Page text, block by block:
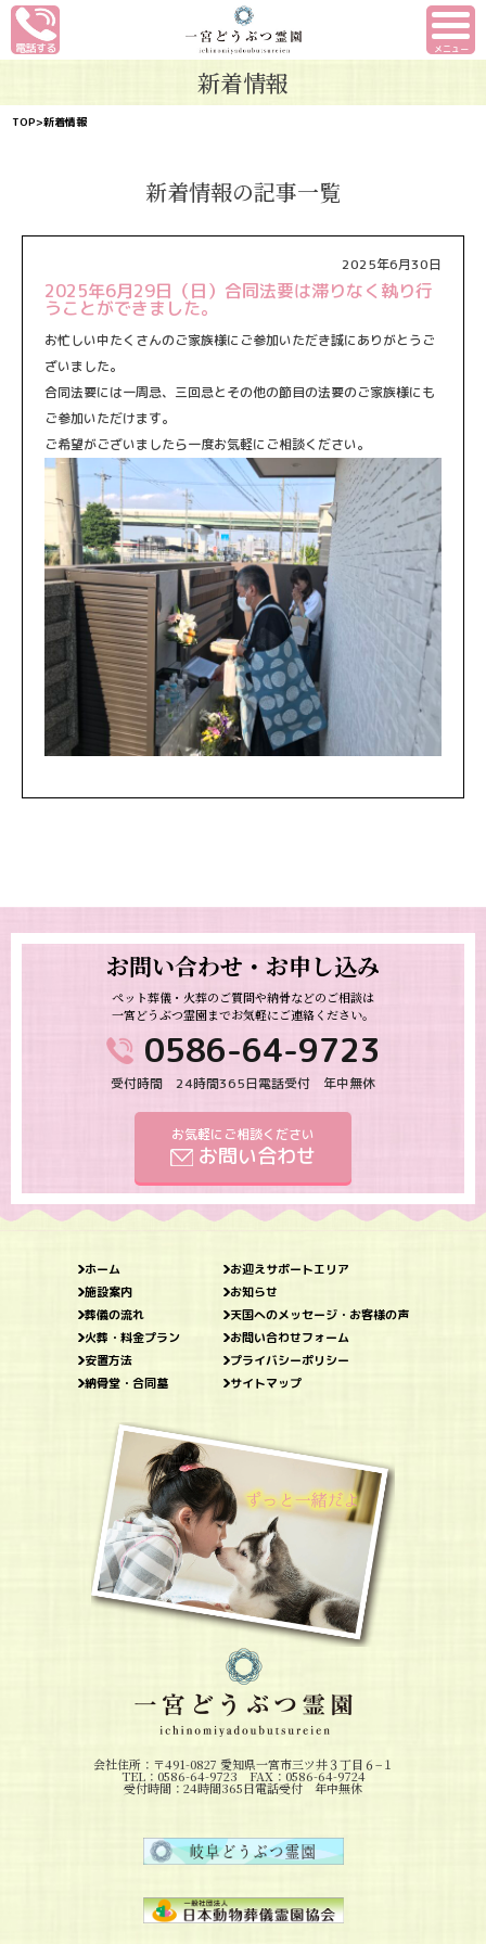
メニュー
新着情報
TOP>新着情報
新着情報の記事一覧
2025年6月30日
2025年6月29日（日）合同法要は滞りなく執り行
うことができました。
お忙しい中たくさんのご家族様にご参加いただき誠にありがとうご
ざいました。
合同法要には一周忌、三回忌とその他の節目の法要のご家族様にも
ご参加いただけます。
ご希望がございましたら一度お気軽にご相談ください。
お問い合わせ・お申し込み
ペット葬儀・火葬のご質問や納骨などのご相談は
一宮どうぶつ霊園までお気軽にご連絡ください。
0586-64-9723
受付時間 24時間365日電話受付 年中無休
お気軽にご相談ください
お問い合わせ
会社住所：〒491-0827 愛知県一宮市三ツ井３丁目６−１
TEL：0586-64-9723 FAX：0586-64-9724
受付時間：24時間365日電話受付 年中無休
ホーム
施設案内
葬儀の流れ
火葬・料金プラン
安置方法
納骨堂・合同墓
お迎えサポートエリア
お知らせ
天国へのメッセージ・お客様の声
お問い合わせフォーム
プライバシーポリシー
サイトマップ